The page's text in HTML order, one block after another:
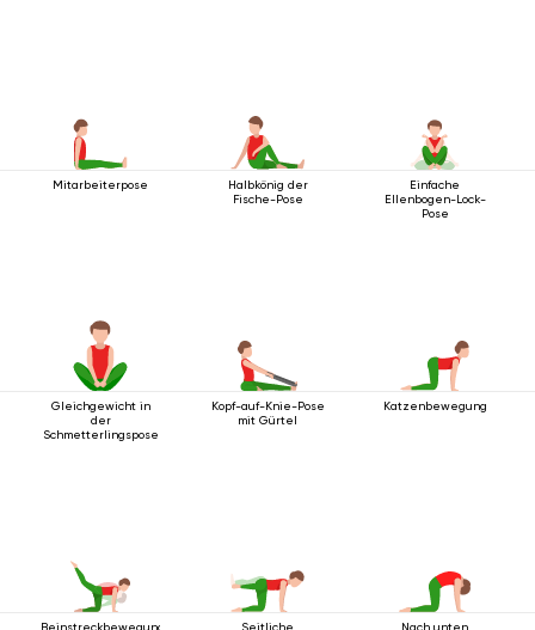
Mitarbeiterpose
Halbkönig der
Fische-Pose
Einfache
Ellenbogen-Lock-
Pose
Gleichgewicht in
der
Schmetterlingspose
Kopf-auf-Knie-Pose
mit Gürtel
Katzenbewegung
Beinstreckbewegung
Seitliche
Nach unten